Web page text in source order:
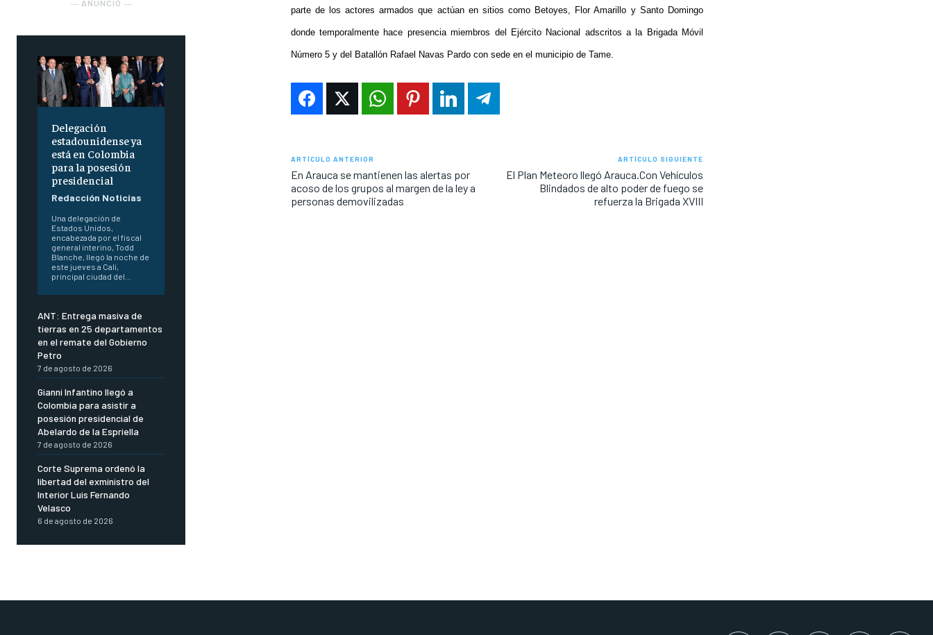
― ANUNCIO ―
Delegación
estadounidense ya
está en Colombia
para la posesión
presidencial
Redacción Noticias
Una delegación de
Estados Unidos,
encabezada por el fiscal
general interino, Todd
Blanche, llegó la noche de
este jueves a Cali,
principal ciudad del...
ANT: Entrega masiva de
tierras en 25 departamentos
en el remate del Gobierno
Petro
7 de agosto de 2026
Gianni Infantino llegó a
Colombia para asistir a
posesión presidencial de
Abelardo de la Espriella
7 de agosto de 2026
Corte Suprema ordenó la
libertad del exministro del
Interior Luis Fernando
Velasco
6 de agosto de 2026
parte de los actores armados que actúan en sitios como Betoyes, Flor Amarillo y Santo Domingo
donde temporalmente hace presencia miembros del Ejército Nacional adscritos a la Brigada Móvil
Número 5 y del Batallón Rafael Navas Pardo con sede en el municipio de Tame.
ARTÍCULO ANTERIOR
En Arauca se mantienen las alertas por
acoso de los grupos al margen de la ley a
personas demovilizadas
ARTÍCULO SIGUIENTE
El Plan Meteoro llegó Arauca.Con Vehículos
Blindados de alto poder de fuego se
refuerza la Brigada XVIII